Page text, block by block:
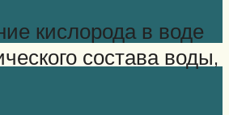
кислорода в воде
состава воды,